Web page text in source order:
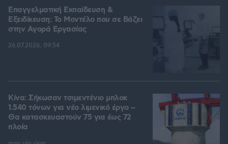
Επαγγελματική Εκπαίδευση &
Εξειδίκευση: Το Mοντέλο που σε Bάζει
στην Aγορά Eργασίας
26.07.2026, 09:54
Κίνα: Σήκωσαν τσιμεντένιο μπλοκ
1.540 τόνων για νέο λιμενικό έργο –
Θα κατασκευαστούν 75 για έως 72
πλοία